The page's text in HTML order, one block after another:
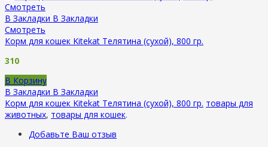
Смотреть
В Закладки В Закладки
Смотреть
Корм для кошек Kitekat Телятина (сухой), 800 гр.
310
В Корзину
В Закладки В Закладки
Корм для кошек Kitekat Телятина (сухой), 800 гр. товары для
животных, товары для кошек.
Добавьте Ваш отзыв